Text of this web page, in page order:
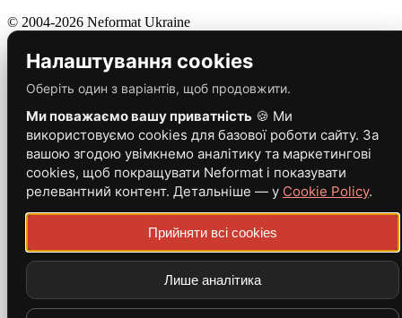
© 2004-2026 Neformat Ukraine
Налаштування cookies
Оберіть один з варіантів, щоб продовжити.
Ми поважаємо вашу приватність 🍪 Ми
використовуємо cookies для базової роботи сайту. За
вашою згодою увімкнемо аналітику та маркетингові
cookies, щоб покращувати Neformat і показувати
релевантний контент. Детальніше — у Cookie Policy.
Прийняти всі cookies
Лише аналітика